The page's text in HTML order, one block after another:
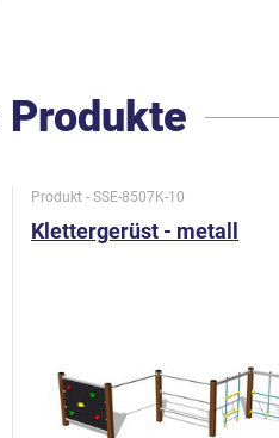
Produkte
Produkt - SSE-8507K-10
Klettergerüst - metall